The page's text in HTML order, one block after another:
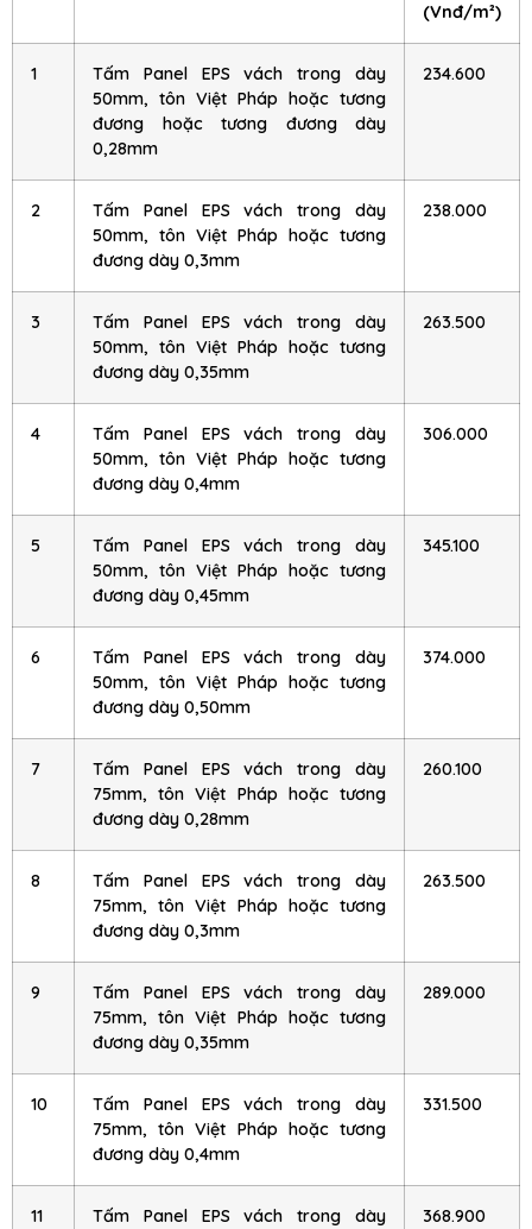
(Vnđ/m²)
1
Tấm Panel EPS vách trong dày
50mm, tôn Việt Pháp hoặc tương
đương hoặc tương đương dày
0,28mm
234.600
2
Tấm Panel EPS vách trong dày
50mm, tôn Việt Pháp hoặc tương
đương dày 0,3mm
238.000
3
Tấm Panel EPS vách trong dày
50mm, tôn Việt Pháp hoặc tương
đương dày 0,35mm
263.500
4
Tấm Panel EPS vách trong dày
50mm, tôn Việt Pháp hoặc tương
đương dày 0,4mm
306.000
5
Tấm Panel EPS vách trong dày
50mm, tôn Việt Pháp hoặc tương
đương dày 0,45mm
345.100
6
Tấm Panel EPS vách trong dày
50mm, tôn Việt Pháp hoặc tương
đương dày 0,50mm
374.000
7
Tấm Panel EPS vách trong dày
75mm, tôn Việt Pháp hoặc tương
đương dày 0,28mm
260.100
8
Tấm Panel EPS vách trong dày
75mm, tôn Việt Pháp hoặc tương
đương dày 0,3mm
263.500
9
Tấm Panel EPS vách trong dày
75mm, tôn Việt Pháp hoặc tương
đương dày 0,35mm
289.000
10
Tấm Panel EPS vách trong dày
75mm, tôn Việt Pháp hoặc tương
đương dày 0,4mm
331.500
11
Tấm Panel EPS vách trong dày
368.900